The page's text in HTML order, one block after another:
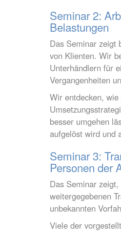
Seminar 2:
Belastungen
Das Seminar zeigt
von Klienten. Wir
Unterhändlern für
Vergangenheiten
Wir entdecken,
besser umgehen
aufgelöst wird und
Seminar 3:
Personen der
Das Seminar
weitergegebenen
unbekannten
Viele der